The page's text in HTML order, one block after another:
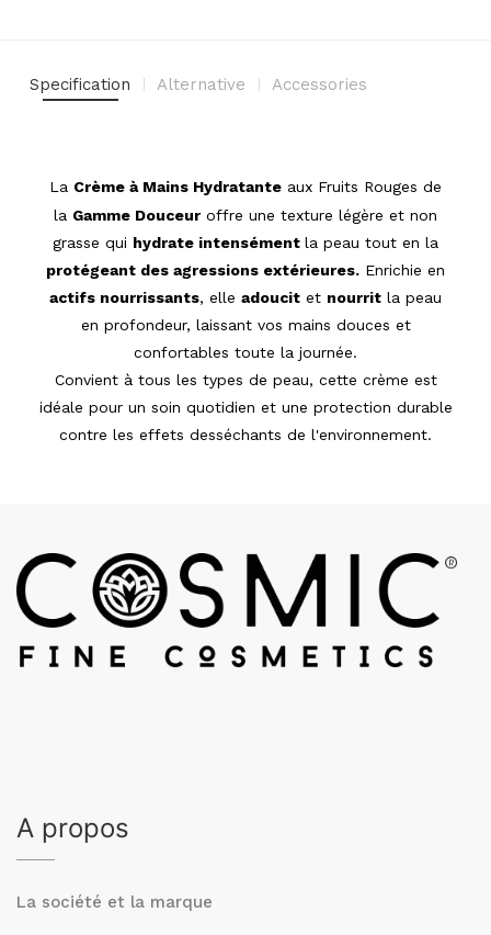
Specification Alternative Accessories
La Crème à Mains Hydratante aux Fruits Rouges de
la Gamme Douceur offre une texture légère et non
grasse qui hydrate intensément la peau tout en la
protégeant des agressions extérieures. Enrichie en
actifs nourrissants, elle adoucit et nourrit la peau
en profondeur, laissant vos mains douces et
confortables toute la journée.
Convient à tous les types de peau, cette crème est
idéale pour un soin quotidien et une protection durable
contre les effets desséchants de l'environnement.
A propos
La société et la marque